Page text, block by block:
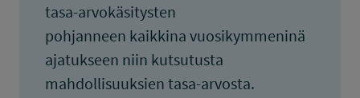
tasa-arvokäsitysten
pohjanneen kaikkina vuosikymmeninä
ajatukseen niin kutsutusta
mahdollisuuksien tasa-arvosta.